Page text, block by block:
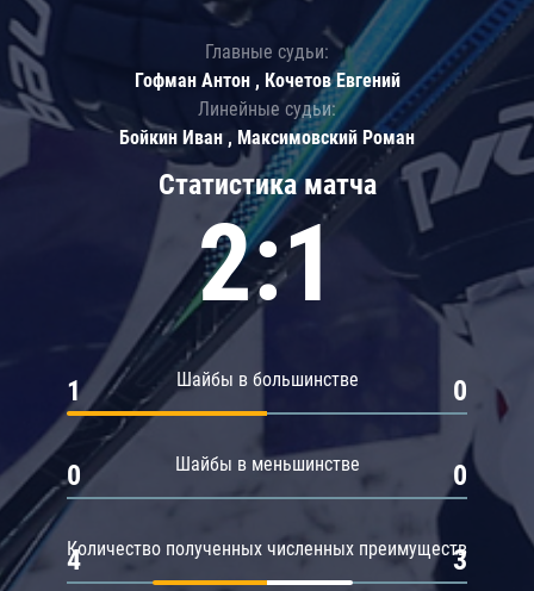
Статистика матча
2:1
Шайбы в большинстве
1 0
Шайбы в меньшинстве
0 0
Количество полученных численных преимуществ
4 3
Главные судьи:
Гофман Антон , Кочетов Евгений
Линейные судьи:
Бойкин Иван , Максимовский Роман